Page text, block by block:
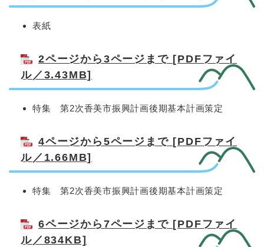
表紙
2ページから3ページまで [PDFファイ
ル／3.43MB]
特集 第2次香美市振興計画後期基本計画策定
4ページから5ページまで [PDFファイ
ル／1.66MB]
特集 第2次香美市振興計画後期基本計画策定
6ページから7ページまで [PDFファイ
ル／834KB]